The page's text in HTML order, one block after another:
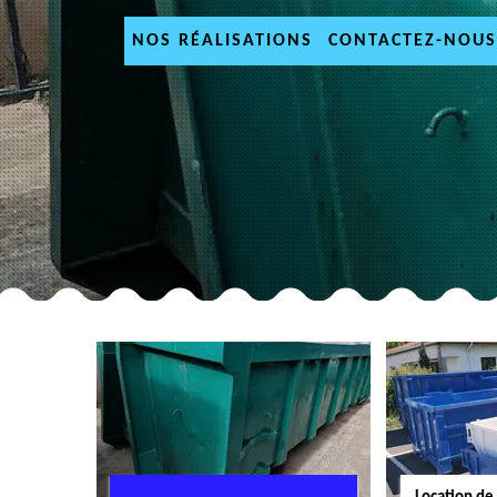
NOS RÉALISATIONS CONTACTEZ-